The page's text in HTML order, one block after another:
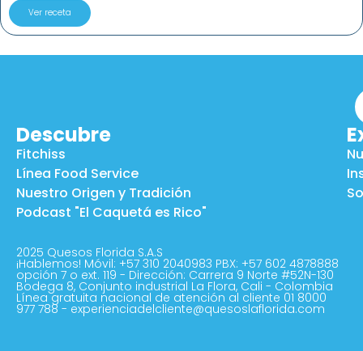
Ver receta
Descubre
Fitchiss
Línea Food Service
Nuestro Origen y Tradición
Podcast "El Caquetá es Rico"
2025 Quesos Florida S.A.S
¡Hablemos! Móvil: +57 310 2040983 PBX: +57 602 4878888
opción 7 o ext. 119 - Dirección: Carrera 9 Norte #52N-130
Bodega 8, Conjunto industrial La Flora, Cali - Colombia
Línea gratuita nacional de atención al cliente 01 8000
977 788 - experienciadelcliente@quesoslaflorida.com